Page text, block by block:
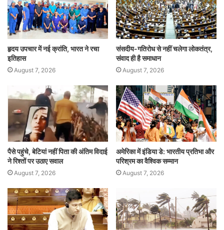
p o
k
हृदय उपचार में नई क्रांति, भारत ने रचा
इतिहास
August 7, 2026
संसदीय-गतिरोध से नहीं चलेगा लोकतंत्र,
संवाद ही है समाधान
August 7, 2026
पैसे पहुंचे, बेटियां नहीं पिता की अंतिम विदाई
ने रिश्तों पर उठाए सवाल
August 7, 2026
अमेरिका में इंडिया डे: भारतीय प्रतिभा और
परिश्रम का वैश्विक सम्मान
August 7, 2026